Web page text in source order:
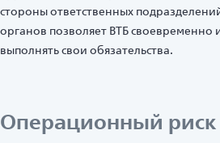
стороны ответственных
органов позволяет ВТБ своевременно
выполнять свои обязательства.
Операционный риск